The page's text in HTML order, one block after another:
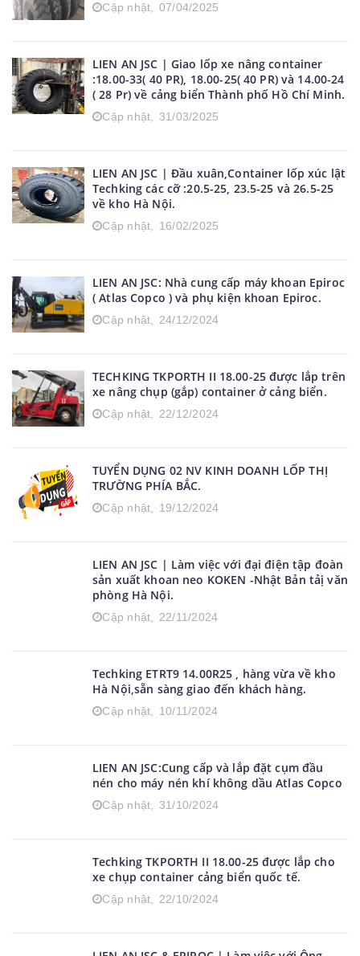
Cập nhật, 07/04/2025
LIEN AN JSC | Giao lốp xe nâng container
:18.00-33( 40 PR), 18.00-25( 40 PR) và 14.00-24
( 28 Pr) về cảng biển Thành phố Hồ Chí Minh.
Cập nhật, 31/03/2025
LIEN AN JSC | Đầu xuân,Container lốp xúc lật
Techking các cỡ :20.5-25, 23.5-25 và 26.5-25
về kho Hà Nội.
Cập nhật, 16/02/2025
LIEN AN JSC: Nhà cung cấp máy khoan Epiroc
( Atlas Copco ) và phụ kiện khoan Epiroc.
Cập nhật, 24/12/2024
TECHKING TKPORTH II 18.00-25 được lắp trên
xe nâng chụp (gắp) container ở cảng biển.
Cập nhật, 22/12/2024
TUYỂN DỤNG 02 NV KINH DOANH LỐP THỊ
TRƯỜNG PHÍA BẮC.
Cập nhật, 19/12/2024
LIEN AN JSC | Làm việc với đại điện tập đoàn
sản xuất khoan neo KOKEN -Nhật Bản tảị văn
phòng Hà Nội.
Cập nhật, 22/11/2024
Techking ETRT9 14.00R25 , hàng vừa về kho
Hà Nội,sẵn sàng giao đến khách hàng.
Cập nhật, 10/11/2024
Cập nhật,31/10/2024